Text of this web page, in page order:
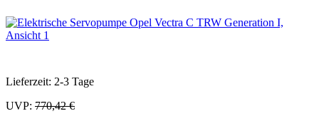
Lieferzeit: 2-3 Tage
UVP: 770,42 €